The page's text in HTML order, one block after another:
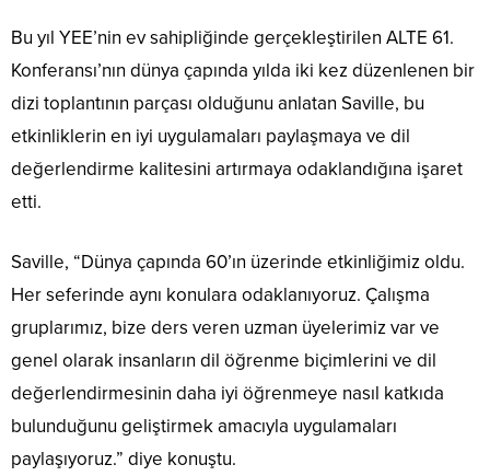
Bu yıl YEE’nin ev sahipliğinde gerçekleştirilen ALTE 61.
Konferansı’nın dünya çapında yılda iki kez düzenlenen bir
dizi toplantının parçası olduğunu anlatan Saville, bu
etkinliklerin en iyi uygulamaları paylaşmaya ve dil
değerlendirme kalitesini artırmaya odaklandığına işaret
etti.
Saville, “Dünya çapında 60’ın üzerinde etkinliğimiz oldu.
Her seferinde aynı konulara odaklanıyoruz. Çalışma
gruplarımız, bize ders veren uzman üyelerimiz var ve
genel olarak insanların dil öğrenme biçimlerini ve dil
değerlendirmesinin daha iyi öğrenmeye nasıl katkıda
bulunduğunu geliştirmek amacıyla uygulamaları
paylaşıyoruz.” diye konuştu.